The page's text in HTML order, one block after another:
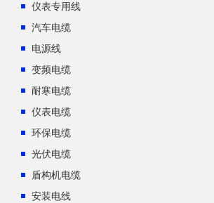
仪表专用线
汽车电缆
电源线
变频电缆
耐寒电缆
仪表电缆
环保电缆
光伏电缆
盾构机电缆
安装电线